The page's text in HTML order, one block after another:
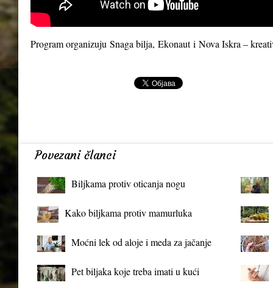
Program organizuju Snaga bilja, Ekonauti Nova Iskra –
Povezani članci
Biljkama protiv oticanja nogu
Kako biljkama protiv mamurluka
Moćni lek od aloje i meda za jačanje
Pet biljaka koje treba imati u kući